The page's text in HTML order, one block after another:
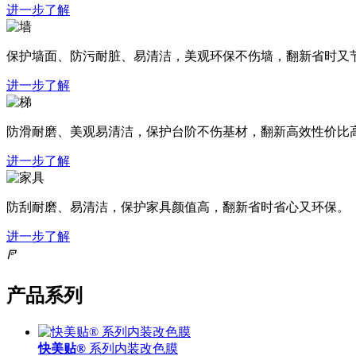
进一步了解
保护墙面、防污耐脏、易清洁，美观环保不伤墙，翻新省时又
进一步了解
防滑耐磨、美观易清洁，保护台阶不伤基材，翻新高效性价比
进一步了解
防刮耐磨、易清洁，保护家具颜值高，翻新省时省心又环保。
进一步了解
𐆄
产品系列
快美贴® 系列内装改色膜